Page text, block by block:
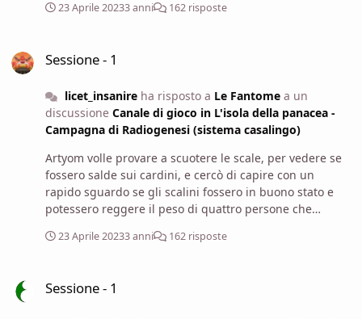
23 Aprile 20233 anni 162 risposte
Sessione - 1
licet_insanireha risposto a Le Fantomea un
discussione Canale di gioco in L'isola della panacea -
Campagna di Radiogenesi (sistema casalingo)
Artyom volle provare a scuotere le scale, per vedere se
fossero salde sui cardini, e cercò di capire con un
rapido sguardo se gli scalini fossero in buono stato e
potessero reggere il peso di quattro persone che
una prova specifica]
23 Aprile 20233 anni 162 risposte
Sessione - 1